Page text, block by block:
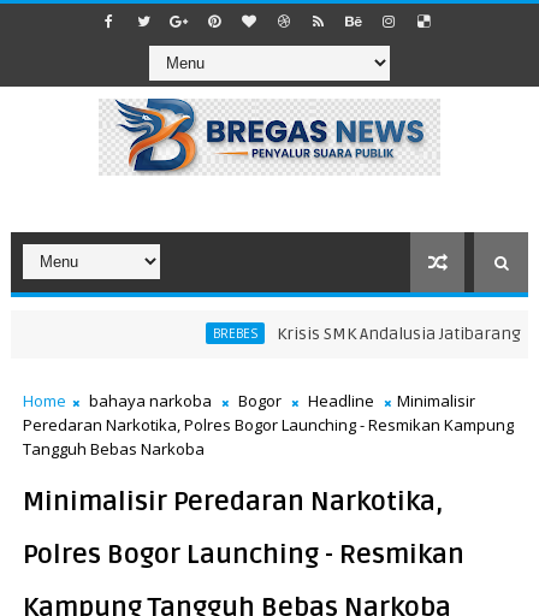
BREBES Krisis SMK Andalusia Jatibarang
Home bahaya narkoba Bogor Headline
Minimalisir
Peredaran Narkotika, Polres Bogor Launching - Resmikan Kampung
Tangguh Bebas Narkoba
Minimalisir Peredaran Narkotika,
Polres Bogor Launching - Resmikan
Kampung Tangguh Bebas Narkoba